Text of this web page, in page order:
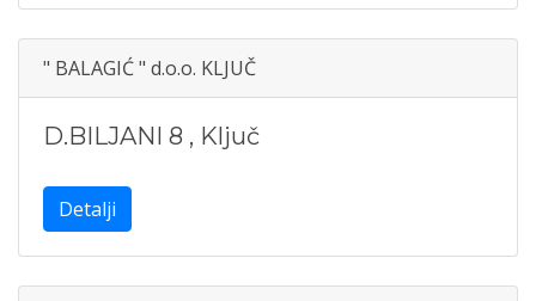
" BALAGIĆ " d.o.o. KLJUČ
D.BILJANI 8 , Ključ
Detalji